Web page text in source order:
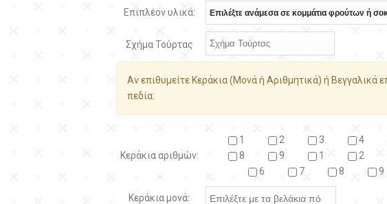
Επιπλέον υλικά:
Σχήμα Τούρτας
Αν επιθυμείτε Κεράκια (Μονά ή Αριθμητικά) ή Βεγγαλικά
πεδία:
Κεράκια αριθμών:
1 2 3 4
8
9 1 2
6
7 8 9
Κεράκια μονά: